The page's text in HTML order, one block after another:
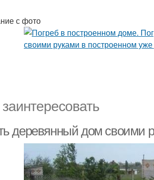
с фото
деревянный дом своими